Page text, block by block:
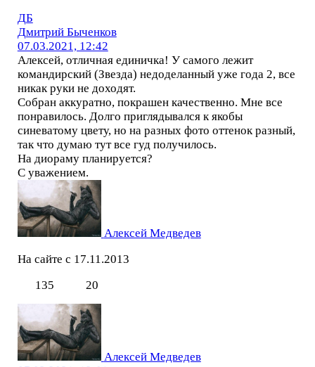
ДБ
Дмитрий Быченков
07.03.2021, 12:42
Алексей, отличная единичка! У самого лежит
командирский (Звезда) недоделанный уже года 2, все
никак руки не доходят.
Собран аккуратно, покрашен качественно. Мне все
понравилось. Долго приглядывался к якобы
синеватому цвету, но на разных фото оттенок разный,
так что думаю тут все гуд получилось.
На диораму планируется?
С уважением.
Алексей Медведев
На сайте с 17.11.2013
135
20
Алексей Медведев